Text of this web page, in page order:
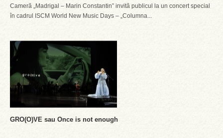
Cameră „Madrigal – Marin Constantin” invită publicul la un concert special
în cadrul ISCM World New Music Days – „Columna...
GRO(O)VE sau Once is not enough